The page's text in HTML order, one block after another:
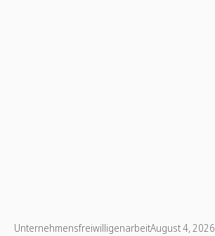
UnternehmensfreiwilligenarbeitAugust 4, 2026